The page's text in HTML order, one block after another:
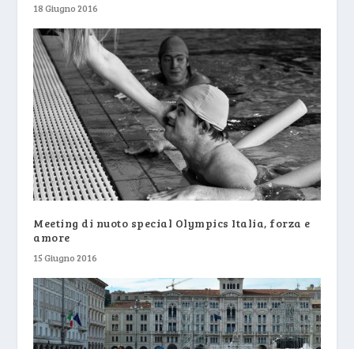
18 Giugno 2016
Meeting di nuoto special Olympics Italia, forza e
amore
15 Giugno 2016